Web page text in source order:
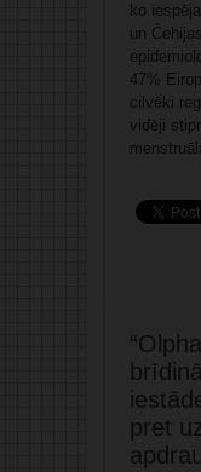
ko
un
47%
cilvēki
vidēji
pret